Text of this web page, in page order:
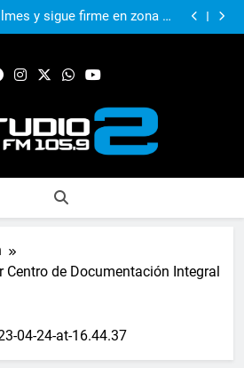
e identidad
y sigue firme en zona de
Reducido
papá del 10 de la selección
Centro Papa Francisco en
los espacios de cultura
y sigue firme en zona de
papá del 10 de la selección
argentina
2
Centro de Documentación Integral
04-24-at-16.44.37